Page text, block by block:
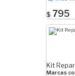
$ 795
Kit
Marcas